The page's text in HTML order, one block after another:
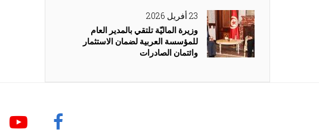
23 أفريل 2026
وزيرة الماليّة تلتقي بالمدير العام
للمؤسسة العربية لضمان الاستثمار
وائتمان الصادرات